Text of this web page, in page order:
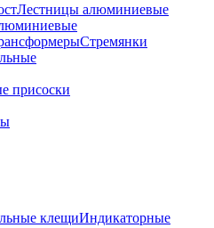
Лестницы алюминиевые
Стремянки
присоски
клещиИндикаторные